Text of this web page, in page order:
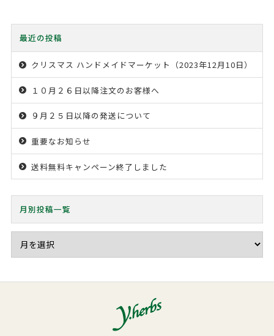
最近の投稿
クリスマス ハンドメイドマーケット（2023年12月10日）
１０月２６日以降注文のお客様へ
９月２５日以降の発送について
重要なお知らせ
送料無料キャンペーン終了しました
月別投稿一覧